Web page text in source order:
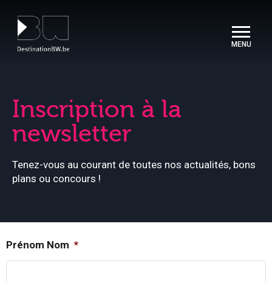
Inscription à la
newsletter​
Tenez-vous au courant de toutes nos actualités, bons
plans ou concours !
Prénom Nom *